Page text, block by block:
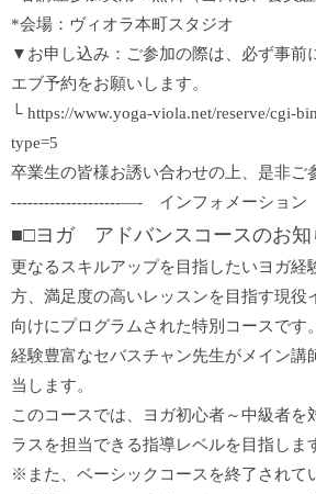
*会場：ヴィオラ本町スタジオ
▼お申し込み：ご参加の際は、必ず事前
エブ予約をお願いします。
└ https://www.yoga-viola.net/reserve/cgi-
type=5
卒業生の皆様お誘い合わせの上、是非ご
--------------------—- インフォメーショ
■□ヨガ アドバンスコースのお知
更なるスキルアップを目指したいヨガ経
方、満足度の高いレッスンを目指す現役
向けにプログラムされた特別コースです。
経験豊富なセバスチャン先生がメイン講
当します。
このコースでは、ヨガ初心者～中級者を
ラスを担当できる指導レベルを目指しま
※また、ベーシックコースを終了されて